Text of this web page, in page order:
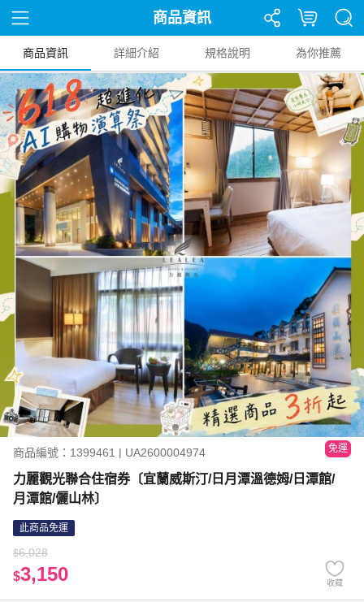
商品資訊
商品資訊 詳細介紹 規格說明 為你推薦
商品編號：1399461 | UA2600004974 免運
力麗觀光聯合住宿券〔宜蘭威斯汀/日月潭溫德姆/日潭館/
月潭館/儷山林〕
此商品免運
$6,028
$3,150 收藏